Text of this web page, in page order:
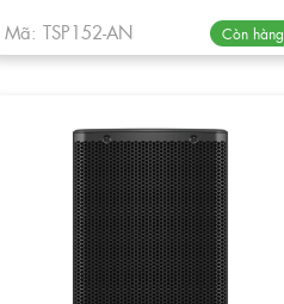
Mã: TSP152-AN
Còn hàng